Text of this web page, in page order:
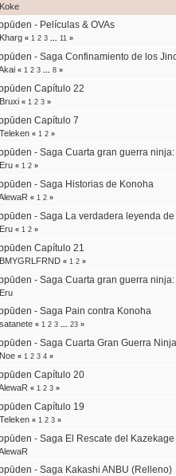
Koke
- Películas & OVAs
Kharg « 1 2 3 11 »
- Saga Confinamiento de los
« 1 2 3 8»
Capítulo 22
Bruxi « 1 2 3»
Capítulo 7
Teleken « 1 2»
- Saga Cuarta gran guerra
Eru « 1 2»
- Saga Historias de Konoha
« 1 2»
- Saga La verdadera leyenda
Eru « 1 2»
Capítulo 21
BMYGRLFRND « 1 2»
- Saga Cuarta gran guerra
Eru
- Saga Pain contra Konoha
satanete « 1 2 3 23»
- Saga Cuarta Gran Guerra
Noe « 1 2 3 4»
Capítulo 20
« 1 2 3»
Capítulo 19
Teleken « 1 2 3»
- Saga El Rescate del Kazekage
- Saga Kakashi ANBU (Relleno)